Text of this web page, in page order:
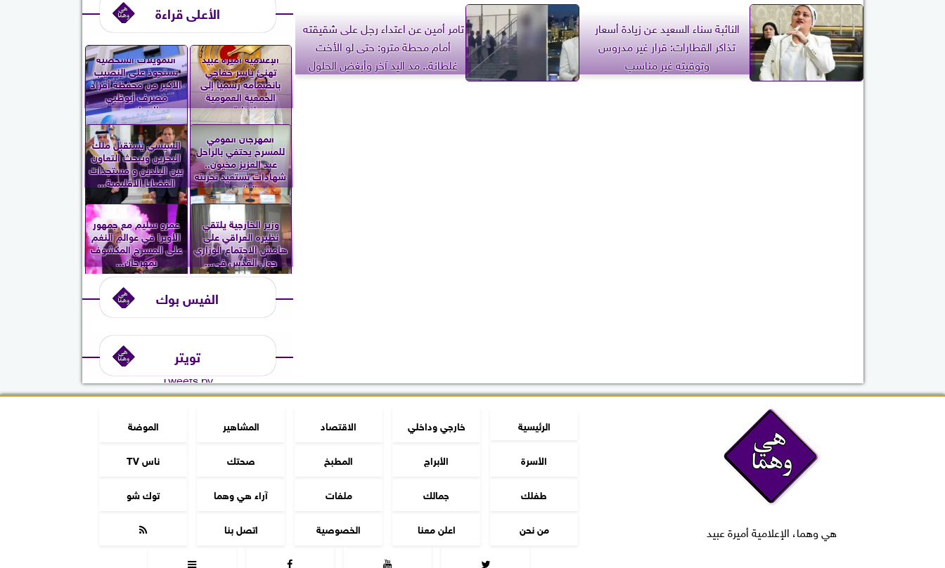
النائبة سناء السعيد عن زيادة أسعار
تذاكر القطارات: قرار غير مدروس
وتوقيته غير مناسب
تامر أمين عن اعتداء رجل على شقيقته
أمام محطة مترو: حتى لو الأخت
غلطانة.. مد اليد آخر وأبغض الحلول
الأعلى قراءة
الإعلامية أميرة عبيد
تهنئ ياسر خفاجي
بانضمامه رسميًا إلى
الجمعية العمومية
لنقابة...
التمويلات الشخصية
تستحوذ على النصيب
الأكبر من محفظة أفراد
مصرف أبوظبي
الإسلامي...
المهرجان القومي
للمسرح يحتفي بالراحل
عبد العزيز مخيون..
شهادات تستعيد تجربته
الرائدة...
السيسي يستقبل ملك
البحرين ويبحث التعاون
بين البلدين و مستجدات
القضايا الإقليمية...
وزير الخارجية يلتقي
نظيره العراقي على
هامش الاجتماع الوزاري
حول القدس في...
عمرو سليم مع جمهور
الأوبرا في عوالم النغم
على المسرح المكشوف
بمهرجان...
الفيس بوك
تويتر
Tweets by
هي وهما، الإعلامية أميرة عبيد
الرئيسية خارجي وداخلي الاقتصاد المشاهير
الموضة
الأسرة
الأبراج المطبخ صحتك
ناس TV
طفلك
جمالك ملفات آراء هي وهما
توك شو
من نحن
اعلن معنا الخصوصية اتصل بنا




